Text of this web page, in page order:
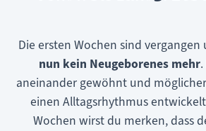
Die ersten Wochen sind vergangen
nun kein Neugeborenes mehr
aneinander gewöhnt und
einen Alltagsrhythmus
Wochen wirst du merken, dass